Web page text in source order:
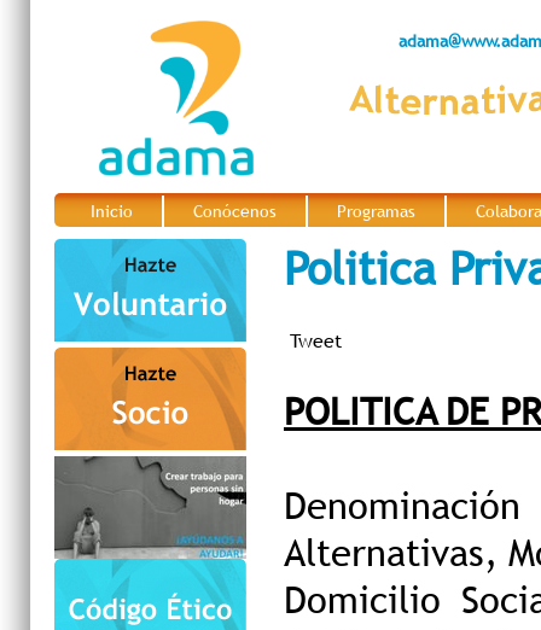
Inicio Conócenos Programas Colabora
Politica
Tweet
POLITICA DE
Alternativas,
Domicilio